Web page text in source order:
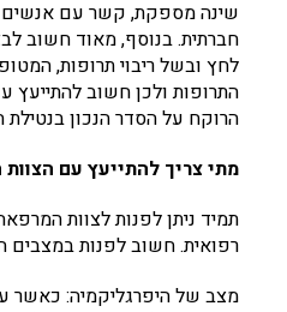
שינה מספקת, קשר עם אנשים
חברתית. בנוסף, מאוד חשוב
לחץ ובשל ריבוי תרופות,
התרופות ולכן חשוב
הרוקח על הסדר הנכון בנטילת
מתי צריך להתייעץ עם
תמיד ניתן לפנות לצוות
רפואית. חשוב לפנות במצבים
מצב של היפרגליקמיה: כאשר